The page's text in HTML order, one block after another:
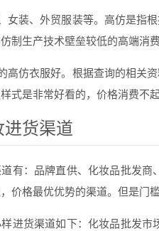
女装、外贸服装等。高仿是指
制生产技术壁垒较低的高端消
高仿衣服好。根据查询的相关
式是非常好看的，价格消费不
进货渠道
有：品牌直供、化妆品批发
价格最优优势的渠道。但是门
进货渠道如下：化妆品批发